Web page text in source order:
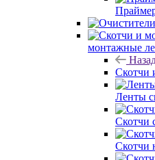
монтажные
Скотчи
Ленты
Скотчи
Скотчи